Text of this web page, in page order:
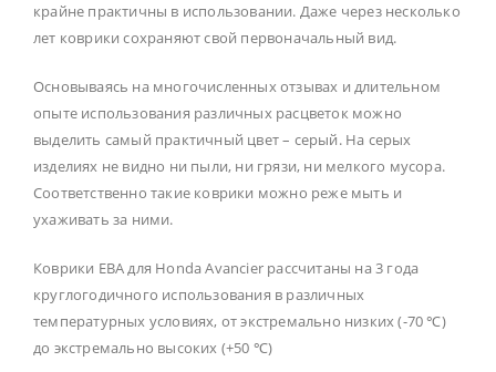
крайне практичны в использовании. Даже через несколько
лет коврики сохраняют свой первоначальный вид.
Основываясь на многочисленных отзывах и длительном
опыте использования различных расцветок можно
выделить самый практичный цвет – серый. На серых
изделиях не видно ни пыли, ни грязи, ни мелкого мусора.
Соответственно такие коврики можно реже мыть и
ухаживать за ними.
Коврики ЕВА для Honda Avancier рассчитаны на 3 года
круглогодичного использования в различных
температурных условиях, от экстремально низких (-70 ℃)
до экстремально высоких (+50 ℃)